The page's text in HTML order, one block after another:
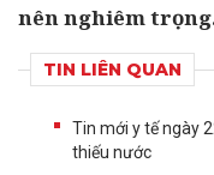
nên nghiêm
TIN LIÊN QUAN
Tin mới y tế ngày
thiếu nước